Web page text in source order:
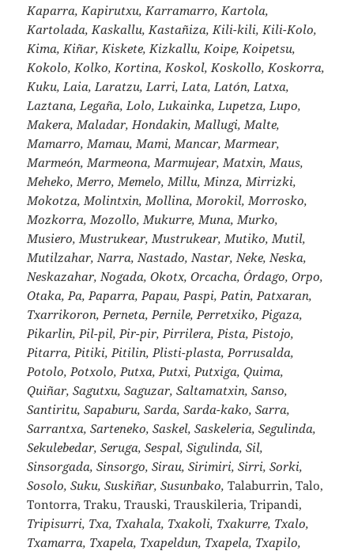
Kaparra, Kapirutxu, Karramarro, Kartola,
Kartolada, Kaskallu, Kastañiza, Kili-kili, Kili-Kolo,
Kima, Kiñar, Kiskete, Kizkallu, Koipe, Koipetsu,
Kokolo, Kolko, Kortina, Koskol, Koskollo, Koskorra,
Kuku, Laia, Laratzu, Larri, Lata, Latón, Latxa,
Laztana, Legaña, Lolo, Lukainka, Lupetza, Lupo,
Makera, Maladar, Hondakin, Mallugi, Malte,
Mamarro, Mamau, Mami, Mancar, Marmear,
Marmeón, Marmeona, Marmujear, Matxin, Maus,
Meheko, Merro, Memelo, Millu, Minza, Mirrizki,
Mokotza, Molintxin, Mollina, Morokil, Morrosko,
Mozkorra, Mozollo, Mukurre, Muna, Murko,
Musiero, Mustrukear, Mustrukear, Mutiko, Mutil,
Mutilzahar, Narra, Nastado, Nastar, Neke, Neska,
Neskazahar, Nogada, Okotx, Orcacha, Órdago, Orpo,
Otaka, Pa, Paparra, Papau, Paspi, Patin, Patxaran,
Txarrikoron, Perneta, Pernile, Perretxiko, Pigaza,
Pikarlin, Pil-pil, Pir-pir, Pirrilera, Pista, Pistojo,
Pitarra, Pitiki, Pitilin, Plisti-plasta, Porrusalda,
Potolo, Potxolo, Putxa, Putxi, Putxiga, Quima,
Quiñar, Sagutxu, Saguzar, Saltamatxin, Sanso,
Santiritu, Sapaburu, Sarda, Sarda-kako, Sarra,
Sarrantxa, Sarteneko, Saskel, Saskeleria, Segulinda,
Sekulebedar, Seruga, Sespal, Sigulinda, Sil,
Sinsorgada, Sinsorgo, Sirau, Sirimiri, Sirri, Sorki,
Sosolo, Suku, Suskiñar, Susunbako, Talaburrin, Talo,
Tontorra, Traku, Trauski, Trauskileria, Tripandi,
Tripisurri, Txa, Txahala, Txakoli, Txakurre, Txalo,
Txamarra, Txapela, Txapeldun, Txapela, Txapilo,